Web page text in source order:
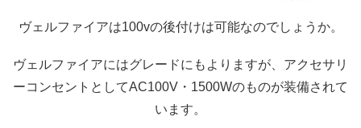
ヴェルファイアは100vの後付けは可能なのでしょうか。
ヴェルファイアにはグレードにもよりますが、アクセサリ
ーコンセントとしてAC100V・1500Wのものが装備されて
います。